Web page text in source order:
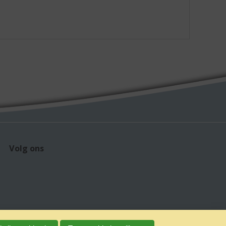
Volg ons